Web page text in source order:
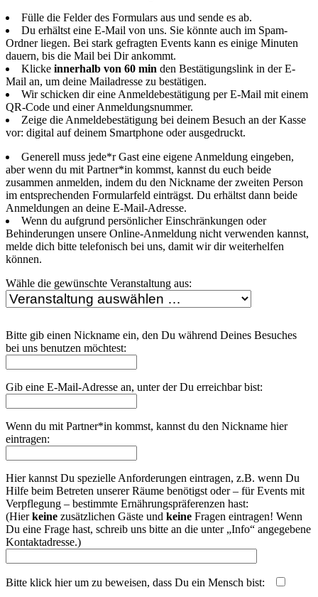
Fülle die Felder des Formulars aus und sende es ab.
Du erhältst eine E-Mail von uns. Sie könnte auch im Spam-
Ordner liegen. Bei stark gefragten Events kann es einige Minuten
dauern, bis die Mail bei Dir ankommt.
Klicke innerhalb von 60 min den Bestätigungslink in der E-
Mail an, um deine Mailadresse zu bestätigen.
Wir schicken dir eine Anmeldebestätigung per E-Mail mit einem
QR-Code und einer Anmeldungsnummer.
Zeige die Anmeldebestätigung bei deinem Besuch an der Kasse
vor: digital auf deinem Smartphone oder ausgedruckt.
Generell muss jede*r Gast eine eigene Anmeldung eingeben,
aber wenn du mit Partner*in kommst, kannst du euch beide
zusammen anmelden, indem du den Nickname der zweiten Person
im entsprechenden Formularfeld einträgst. Du erhältst dann beide
Anmeldungen an deine E-Mail-Adresse.
Wenn du aufgrund persönlicher Einschränkungen oder
Behinderungen unsere Online-Anmeldung nicht verwenden kannst,
melde dich bitte telefonisch bei uns, damit wir dir weiterhelfen
können.
Wähle die gewünschte Veranstaltung aus:
Bitte gib einen Nickname ein, den Du während Deines Besuches
bei uns benutzen möchtest:
Gib eine E-Mail-Adresse an, unter der Du erreichbar bist:
Wenn du mit Partner*in kommst, kannst du den Nickname hier
eintragen:
Hier kannst Du spezielle Anforderungen eintragen, z.B. wenn Du
Hilfe beim Betreten unserer Räume benötigst oder – für Events mit
Verpflegung – bestimmte Ernährungspräferenzen hast:
(Hierkeine zusätzlichen Gäste und keine Fragen eintragen! Wenn
Du eine Frage hast, schreib uns bitte an die unter „Info“ angegebene
Kontaktadresse.)
Bitte klick hier um zu beweisen, dass Du ein Mensch bist: